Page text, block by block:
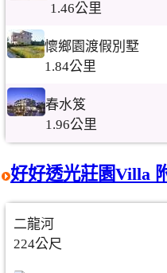
1.46公里
懷鄉園渡假別墅
1.84公里
春水笈
1.96公里
好好透光莊園Villa
二龍河
224公尺